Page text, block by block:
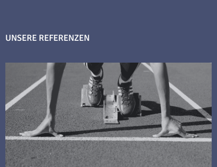
UNSERE REFERENZEN